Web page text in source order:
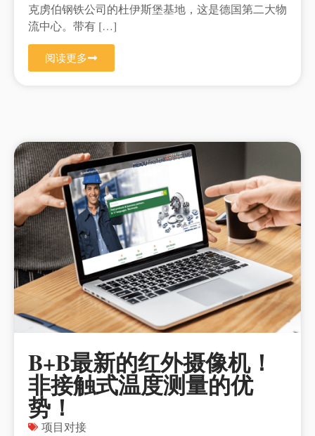
克虏伯钢铁公司的杜伊斯堡基地，这是德国第二大物
流中心。带有 […]
阅读更多
B+B最新的红外摄像机！
非接触式温度测量的优
势！
项目对接